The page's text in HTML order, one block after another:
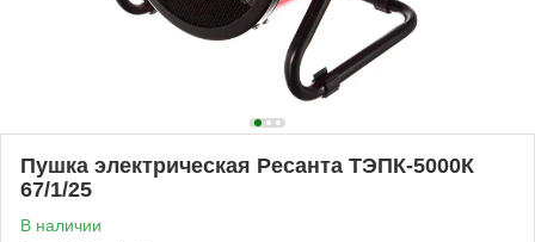
Пушка электрическая Ресанта ТЭПК-5000К
67/1/25
В наличии